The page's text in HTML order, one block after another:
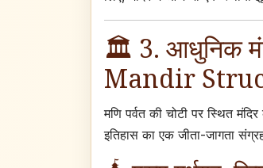
🏛️ 3. आधुनिक
Mandir
मणि पर्वत की चोटी पर स्थित
इतिहास का एक जीता-जागता